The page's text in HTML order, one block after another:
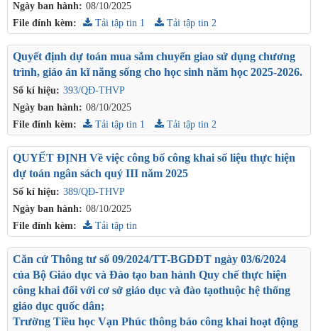
Ngày ban hành: 08/10/2025
File đính kèm: Tải tập tin 1 Tải tập tin 2
Số kí hiệu: 393/QĐ-THVP
Ngày ban hành: 08/10/2025
Quyết định dự toán mua sắm chuyển giao sử dụng chương
trình, giáo án kĩ năng sống cho học sinh năm học 2025-2026.
File đính kèm: Tải tập tin 1 Tải tập tin 2
Số kí hiệu: 389/QĐ-THVP
Ngày ban hành: 08/10/2025
QUYẾT ĐỊNH Về việc công bố công khai số liệu thực hiện
dự toán ngân sách quý III năm 2025
File đính kèm: Tải tập tin
Căn cứ Thông tư số 09/2024/TT-BGDĐT ngày 03/6/2024
của Bộ Giáo dục và Đào tạo ban hành Quy chế thực hiện
công khai đối với cơ sở giáo dục và đào tạothuộc hệ thống
giáo dục quốc dân;
Trường Tiều học Vạn Phúc thông báo công khai hoạt động